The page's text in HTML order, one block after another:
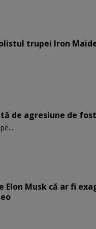
trupei Iron
de agresiune de
Elon Musk că ar fi